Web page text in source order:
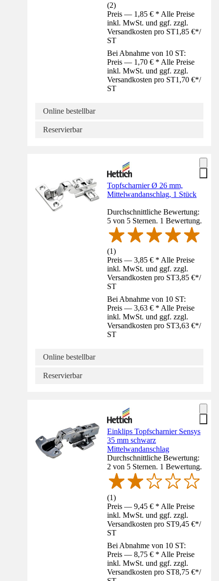
(2)
Preis — 1,85 € * Alle Preise
inkl. MwSt. und ggf. zzgl.
Versandkosten pro ST1,85 €*/
ST
Bei Abnahme von 10 ST:
Preis — 1,70 € * Alle Preise
inkl. MwSt. und ggf. zzgl.
Versandkosten pro ST1,70 €*/
ST
Online bestellbar
Reservierbar
Topfscharnier Ø 26 mm,
Mittelwandanschlag, 1 Stück
Durchschnittliche Bewertung:
5 von 5 Sternen. 1 Bewertung.
(1)
Preis — 3,85 € * Alle Preise
inkl. MwSt. und ggf. zzgl.
Versandkosten pro ST3,85 €*/
ST
Bei Abnahme von 10 ST:
Preis — 3,63 € * Alle Preise
inkl. MwSt. und ggf. zzgl.
Versandkosten pro ST3,63 €*/
ST
Online bestellbar
Reservierbar
Einklips Topfscharnier Sensys
35 mm schwarz
Mittelwandanschlag
Durchschnittliche Bewertung:
2 von 5 Sternen. 1 Bewertung.
(1)
Preis — 9,45 € * Alle Preise
inkl. MwSt. und ggf. zzgl.
Versandkosten pro ST9,45 €*/
ST
Bei Abnahme von 10 ST:
Preis — 8,75 € * Alle Preise
inkl. MwSt. und ggf. zzgl.
Versandkosten pro ST8,75 €*/